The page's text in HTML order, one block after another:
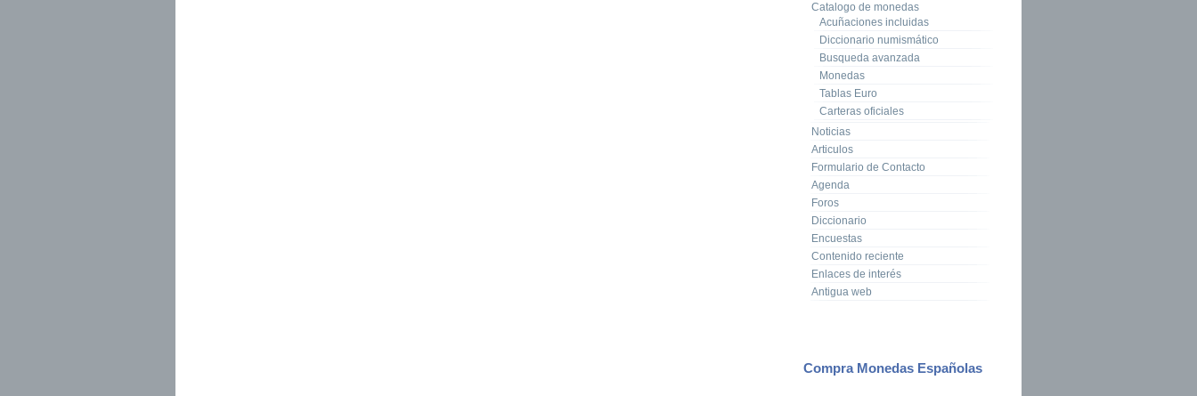
Catalogo de monedas
Acuñaciones incluidas
Diccionario numismático
Busqueda avanzada
Monedas
Tablas Euro
Carteras oficiales
Noticias
Articulos
Formulario de Contacto
Agenda
Foros
Diccionario
Encuestas
Contenido reciente
Enlaces de interés
Antigua web
Compra Monedas Españolas